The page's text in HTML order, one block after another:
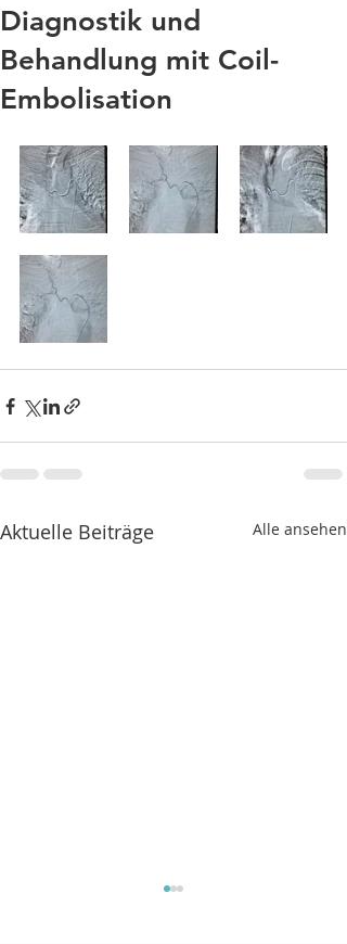
Diagnostik und
Behandlung mit Coil-
Embolisation
Aktuelle Beiträge Alle ansehen